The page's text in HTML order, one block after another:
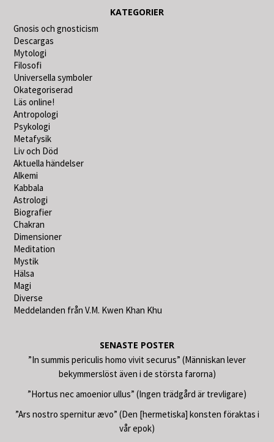
KATEGORIER
Gnosis och gnosticism
Descargas
Mytologi
Filosofi
Universella symboler
Okategoriserad
Läs online!
Antropologi
Psykologi
Metafysik
Liv och Död
Aktuella händelser
Alkemi
Kabbala
Astrologi
Biografier
Chakran
Dimensioner
Meditation
Mystik
Hälsa
Magi
Diverse
Meddelanden från V.M. Kwen Khan Khu
SENASTE POSTER
”In summis periculis homo vivit securus” (Människan lever
bekymmerslöst även i de största farorna)
”Hortus nec amoenior ullus” (Ingen trädgård är trevligare)
”Ars nostro spernitur ævo” (Den [hermetiska] konsten föraktas i
vår epok)